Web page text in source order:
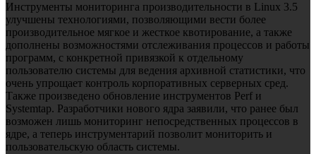
Инструменты мониторинга производительности в Linux 3.5
улучшены технологиями, позволяющими вести более
производительное мягкое и жесткое квотирование, а также
дополнены возможностями отслеживания процессов и работы
программ, с конкретной привязкой к отдельному
пользователю системы для ведения архивной статистики, что
очень упрощает контроль корпоративных серверных сред.
Также произведено обновление инструментов Perf и
Systemtap. Разработчики нового ядра заявили, что ранее был
возможен лишь мониторинг непосредственных процессов в
ядре, а теперь инструментарий позволит мониторить и
пользовательскую область системы.